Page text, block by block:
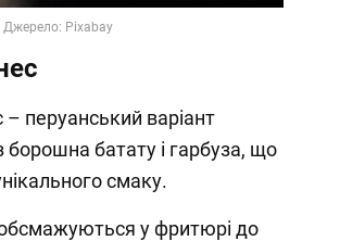
– перуанський варіант
борошна батату і гарбуза, що
смаку.
обсмажуються у фритюрі до